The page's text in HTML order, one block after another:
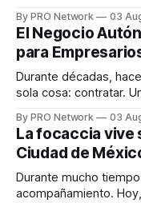
INTERIUS, el problema
una entrevista para el
marketing digital
By PRO Network 03
El Negocio
para
Durante décadas,
sola cosa: contratar.
para los textos,
para encontrar
llamadas y mensajes,
By PRO Network 03
La focaccia vive
Ciudad de
Durante mucho
acompañamiento.